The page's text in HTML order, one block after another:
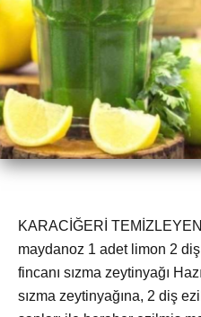
KARACİĞERİ
maydanoz 1 adet limon 2
fincanı sızma zeytinyağı
sızma zeytinyağına, 2 diş